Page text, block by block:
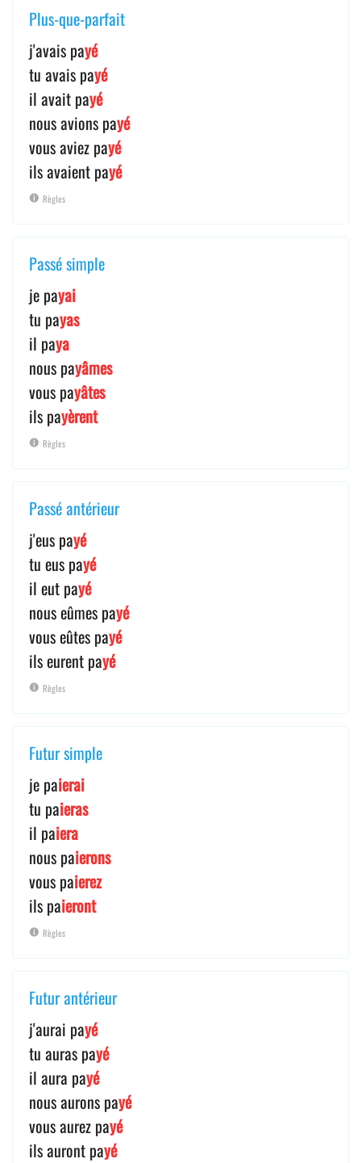
Plus-que-parfait
j'avais payé
tu avais payé
il avait payé
nous avions payé
vous aviez payé
ils avaient payé
Règles
Passé simple
je payai
tu payas
il paya
nous payâmes
vous payâtes
ils payèrent
Règles
Passé antérieur
j'eus payé
tu eus payé
il eut payé
nous eûmes payé
vous eûtes payé
ils eurent payé
Règles
Futur simple
je paierai
tu paieras
il paiera
nous paierons
vous paierez
ils paieront
Règles
Futur antérieur
j'aurai payé
tu auras payé
il aura payé
nous aurons payé
vous aurez payé
ils auront payé